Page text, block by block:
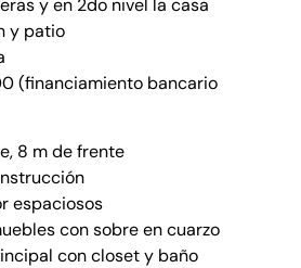
y en 2do nivel la casa
y patio
(financiamiento bancario
8 m de frente
espaciosos
con sobre en cuarzo
con closet y baño